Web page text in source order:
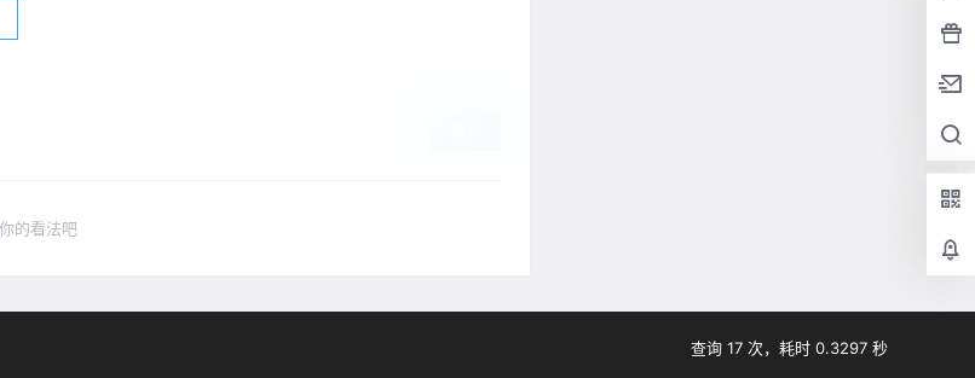
的看法吧
查询 17 次，耗时 0.3297 秒